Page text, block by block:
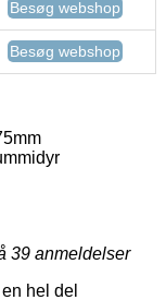
Besøg webshop
Besøg webshop
39 anmeldelser
hel del